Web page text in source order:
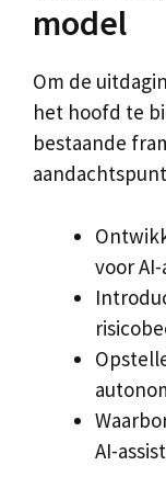
model
Om de
het hoofd te
bestaande
voor
AI-